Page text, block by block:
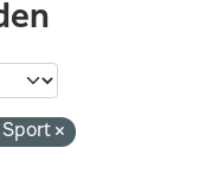
Sport